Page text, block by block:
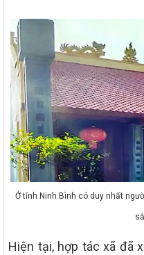
Ở tỉnh Ninh Bình có duy nhất
Hiện tại, hợp tác xã đã